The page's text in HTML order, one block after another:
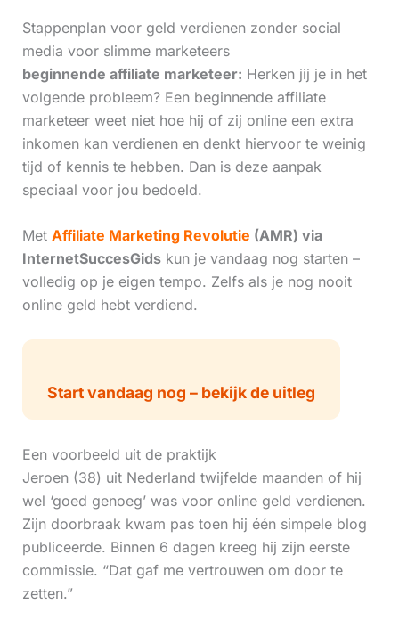
Stappenplan voor geld verdienen zonder social
media voor slimme marketeers
beginnende affiliate marketeer: Herken jij je in het
volgende probleem? Een beginnende affiliate
marketeer weet niet hoe hij of zij online een extra
inkomen kan verdienen en denkt hiervoor te weinig
tijd of kennis te hebben. Dan is deze aanpak
speciaal voor jou bedoeld.
Met Affiliate Marketing Revolutie (AMR) via
InternetSuccesGidskun je vandaag nog starten –
volledig op je eigen tempo. Zelfs als je nog nooit
online geld hebt verdiend.
Start vandaag nog – bekijk de uitleg
Een voorbeeld uit de praktijk
Jeroen (38) uit Nederland twijfelde maanden of hij
wel ‘goed genoeg’ was voor online geld verdienen.
Zijn doorbraak kwam pas toen hij één simpele blog
publiceerde. Binnen 6 dagen kreeg hij zijn eerste
commissie. “Dat gaf me vertrouwen om door te
zetten.”